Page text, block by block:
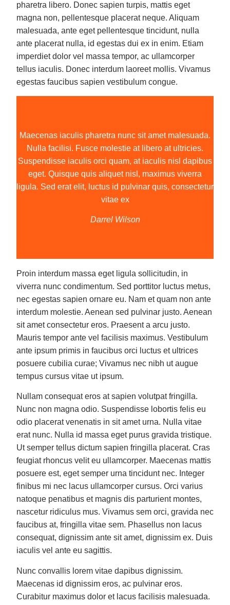
pharetra libero. Donec sapien turpis, mattis eget
magna non, pellentesque placerat neque. Aliquam
malesuada, ante eget pellentesque tincidunt, nulla
ante placerat nulla, id egestas dui ex in enim. Etiam
imperdiet dolor vel massa tempor, ac ullamcorper
tellus iaculis. Donec interdum laoreet mollis. Vivamus
egestas faucibus sapien vestibulum congue.
Maecenas iaculis pharetra nunc sit amet malesuada.
Nulla facilisi. Fusce molestie at libero at ultricies.
Suspendisse iaculis orci quam, at iaculis nisl dapibus
eget. Quisque quis aliquet nisl, maximus viverra
ligula. Sed erat elit, luctus id pulvinar quis, consectetur
vitae ex
Darrel Wilson
Proin interdum massa eget ligula sollicitudin, in
viverra nunc condimentum. Sed porttitor luctus metus,
nec egestas sapien ornare eu. Nam et quam non ante
interdum molestie. Aenean sed pulvinar justo. Aenean
sit amet consectetur eros. Praesent a arcu justo.
Mauris tempor ante vel facilisis maximus. Vestibulum
ante ipsum primis in faucibus orci luctus et ultrices
posuere cubilia curae; Vivamus nec nibh ut augue
tempus cursus vitae ut ipsum.
Nullam consequat eros at sapien volutpat fringilla.
Nunc non magna odio. Suspendisse lobortis felis eu
odio placerat venenatis in sit amet urna. Nulla vitae
erat nunc. Nulla id massa eget purus gravida tristique.
Ut semper tellus dictum sapien fringilla placerat. Cras
feugiat rhoncus velit eu ullamcorper. Maecenas mattis
posuere est, eget semper urna tincidunt nec. Integer
finibus mi nec lacus ullamcorper cursus. Orci varius
natoque penatibus et magnis dis parturient montes,
nascetur ridiculus mus. Vivamus sem orci, gravida nec
faucibus at, fringilla vitae sem. Phasellus non lacus
consequat, dignissim ante sit amet, dignissim ex. Duis
iaculis vel ante eu sagittis.
Nunc convallis lorem vitae dapibus dignissim.
Maecenas id dignissim eros, ac pulvinar eros.
Curabitur maximus dolor et lacus facilisis malesuada.